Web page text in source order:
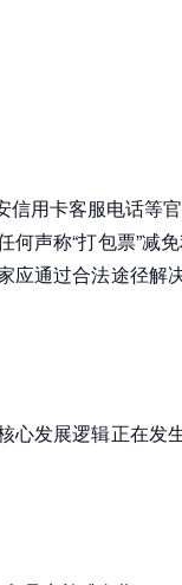
用卡客服电话等
声称“打包票”减
通过合法途径解
发展逻辑正在发